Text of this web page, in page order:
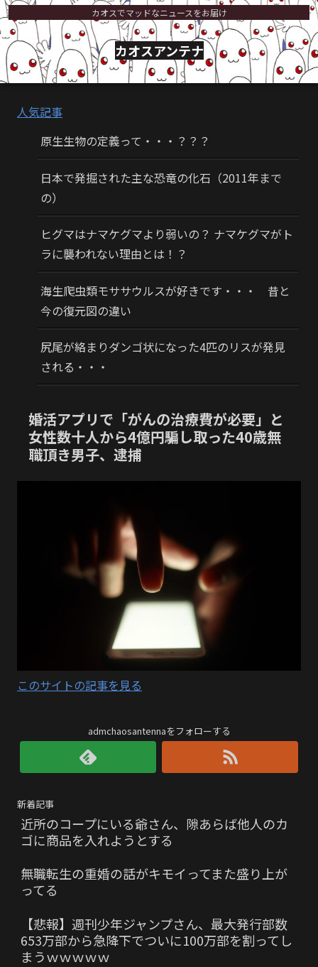
カオスでマッドなニュースをお届け
カオスアンテナ
人気記事
原生生物の定義って・・・？？？
日本で発掘された主な恐竜の化石（2011年まで
の）
ヒグマはナマケグマより弱いの？ ナマケグマがト
ラに襲われない理由とは！？
海生爬虫類モササウルスが好きです・・・ 昔と
今の復元図の違い
尻尾が絡まりダンゴ状になった4匹のリスが発見
される・・・
婚活アプリで「がんの治療費が必要」と
女性数十人から4億円騙し取った40歳無
職頂き男子、逮捕
このサイトの記事を見る
admchaosantennaをフォローする
新着記事
近所のコープにいる爺さん、隙あらば他人のカ
ゴに商品を入れようとする
無職転生の重婚の話がキモイってまた盛り上が
ってる
【悲報】週刊少年ジャンプさん、最大発行部数
653万部から急降下でついに100万部を割ってし
まうｗｗｗｗｗ